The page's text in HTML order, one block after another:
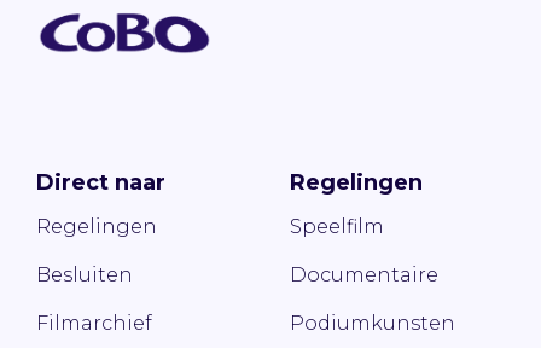
Direct naar
Regelingen
Besluiten
Filmarchief
Regelingen
Speelfilm
Documentaire
Podiumkunsten